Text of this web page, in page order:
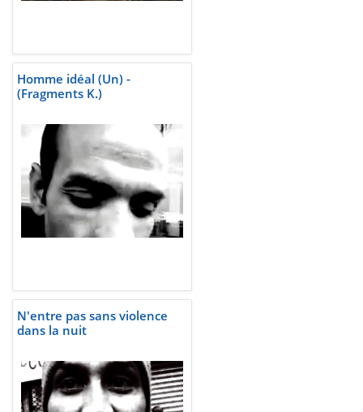
Homme idéal (Un) -
(Fragments K.)
N'entre pas sans violence
dans la nuit